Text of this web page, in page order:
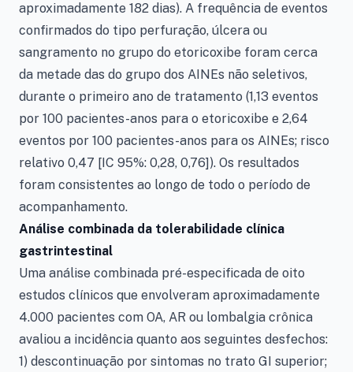
aproximadamente 182 dias). A frequência de eventos
confirmados do tipo perfuração, úlcera ou
sangramento no grupo do etoricoxibe foram cerca
da metade das do grupo dos AINEs não seletivos,
durante o primeiro ano de tratamento (1,13 eventos
por 100 pacientes-anos para o etoricoxibe e 2,64
eventos por 100 pacientes-anos para os AINEs; risco
relativo 0,47 [IC 95%: 0,28, 0,76]). Os resultados
foram consistentes ao longo de todo o período de
acompanhamento.
Análise combinada da tolerabilidade clínica
gastrintestinal
Uma análise combinada pré-especificada de oito
estudos clínicos que envolveram aproximadamente
4.000 pacientes com OA, AR ou lombalgia crônica
avaliou a incidência quanto aos seguintes desfechos:
1) descontinuação por sintomas no trato GI superior;